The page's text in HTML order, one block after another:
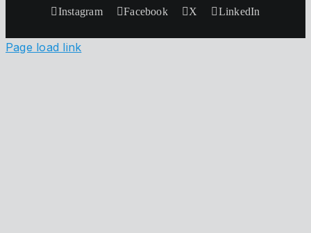
Instagram Facebook X LinkedIn
Page load link